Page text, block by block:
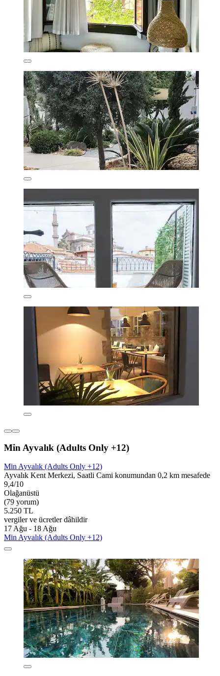
Min Ayvalık (Adults Only +12)
Min Ayvalık (Adults Only +12)
Ayvalık Kent Merkezi, Saatli Cami konumundan 0,2 km mesafede
9,4/10
Olağanüstü
(79 yorum)
5.250 TL
vergiler ve ücretler dâhildir
17 Ağu - 18 Ağu
Min Ayvalık (Adults Only +12)